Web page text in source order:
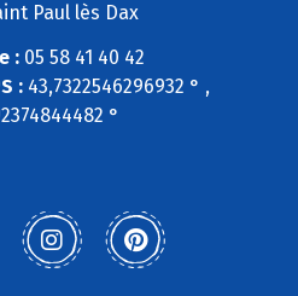
Paul lès Dax
:05 58 41 40 42
:43,7322546296932 ° ,
°